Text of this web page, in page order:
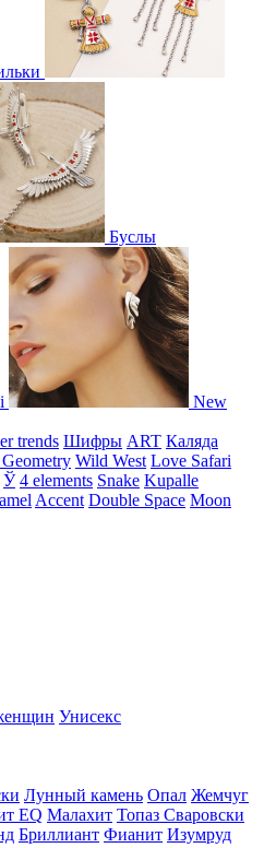
Буслы
New
trends Шифры ART Каляда
Wild West Love Safari
Ў 4 elements Snake Kupalle
Accent Double Space Moon
Унисекс
Лунный камень Опал Жемчуг
EQ Малахит Топаз Сваровски
Бриллиант Фианит Изумруд